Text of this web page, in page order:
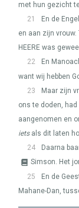
met hun gezicht
21
En de
en aan zijn
HEERE was
22
En
want wij hebben
23
Maar zijn
ons te doden,
aangenomen en
ietsals dit laten
24
Daarna
Simson. Het
25
En de
Mahane-Dan,